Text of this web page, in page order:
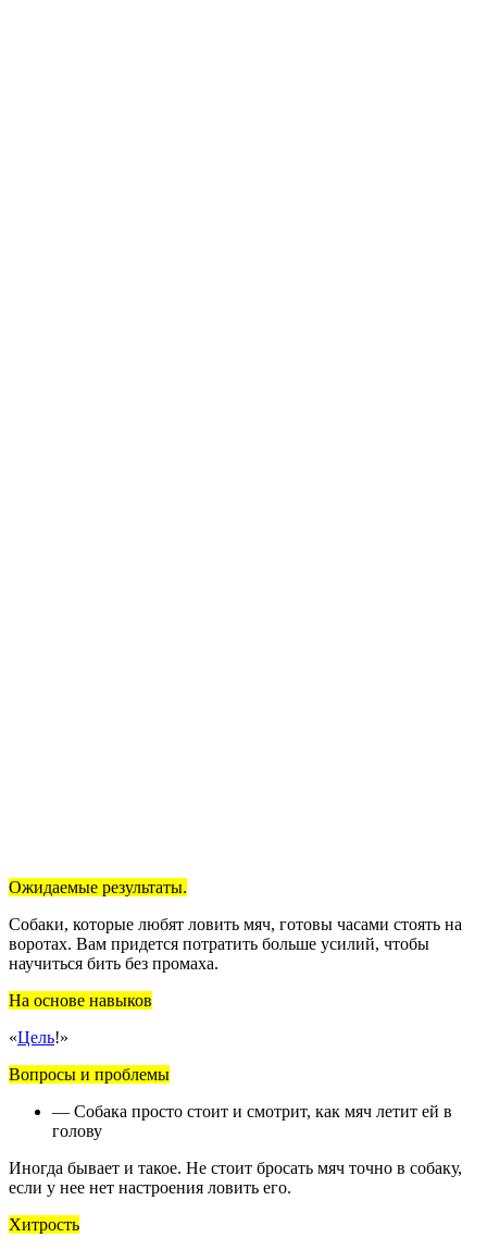
Ожидаемые результаты.
Собаки, которые любят ловить мяч, готовы часами стоять на
воротах. Вам придется потратить больше усилий, чтобы
научиться бить без промаха.
На основе навыков
«Цель!»
Вопросы и проблемы
— Собака просто стоит и смотрит, как мяч летит ей в
голову
Иногда бывает и такое. Не стоит бросать мяч точно в собаку,
если у нее нет настроения ловить его.
Хитрость